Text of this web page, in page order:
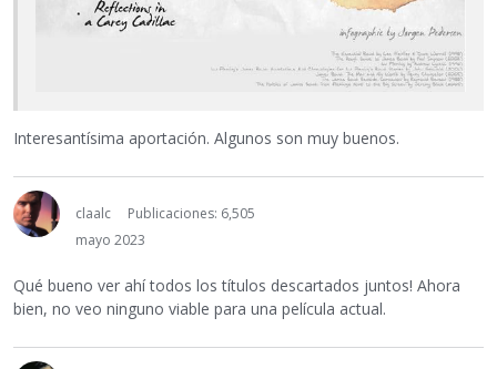
Interesantísima aportación. Algunos son muy buenos.
claalc
Publicaciones: 6,505
mayo 2023
Qué bueno ver ahí todos los títulos descartados juntos! Ahora
bien, no veo ninguno viable para una película actual.